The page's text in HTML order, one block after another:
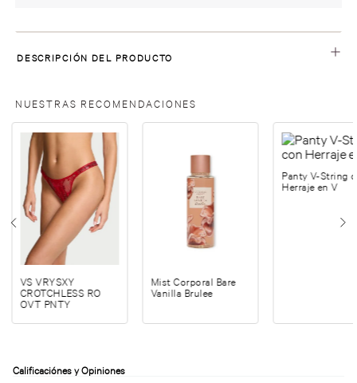
DESCRIPCIÓN DEL PRODUCTO
NUESTRAS RECOMENDACIONES
VS VRYSXY
CROTCHLESS RO
OVT PNTY
Mist Corporal Bare
Vanilla Brulee
Panty V-String
Herraje en V